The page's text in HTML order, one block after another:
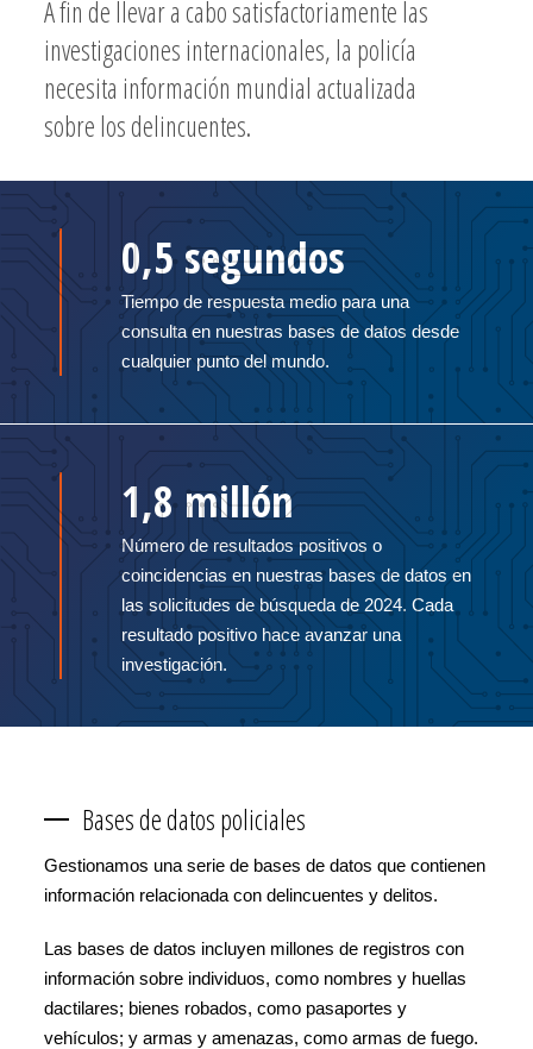
A fin de llevar a cabo satisfactoriamente las
investigaciones internacionales, la policía
necesita información mundial actualizada
sobre los delincuentes.
0,5 segundos
Tiempo de respuesta medio para una
consulta en nuestras bases de datos desde
cualquier punto del mundo.
1,8 millón
Número de resultados positivos o
coincidencias en nuestras bases de datos en
las solicitudes de búsqueda de 2024. Cada
resultado positivo hace avanzar una
investigación.
Bases de datos policiales
Gestionamos una serie de bases de datos que contienen
información relacionada con delincuentes y delitos.
Las bases de datos incluyen millones de registros con
información sobre individuos, como nombres y huellas
dactilares; bienes robados, como pasaportes y
vehículos; y armas y amenazas, como armas de fuego.